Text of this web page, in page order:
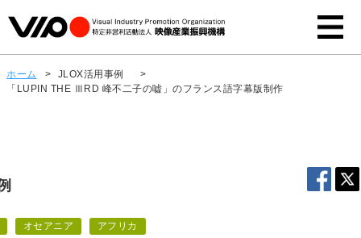
ホーム > JLOX活用事例
>
「LUPIN THE ⅢRD 峰不二子の嘘」のフランス語字幕版制作
オセアニア アフリカ